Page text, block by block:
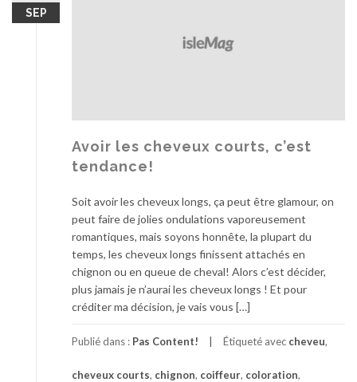
SEP
Avoir les cheveux courts, c’est
tendance!
Soit avoir les cheveux longs, ça peut être glamour, on
peut faire de jolies ondulations vaporeusement
romantiques, mais soyons honnête, la plupart du
temps, les cheveux longs finissent attachés en
chignon ou en queue de cheval! Alors c’est décider,
plus jamais je n’aurai les cheveux longs ! Et pour
créditer ma décision, je vais vous […]
Publié dans : Pas Content! Étiqueté avec cheveu,
cheveux courts, chignon, coiffeur, coloration,